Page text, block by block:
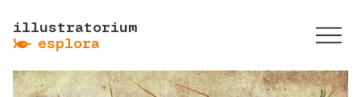
illustratorium
ẞ esplora